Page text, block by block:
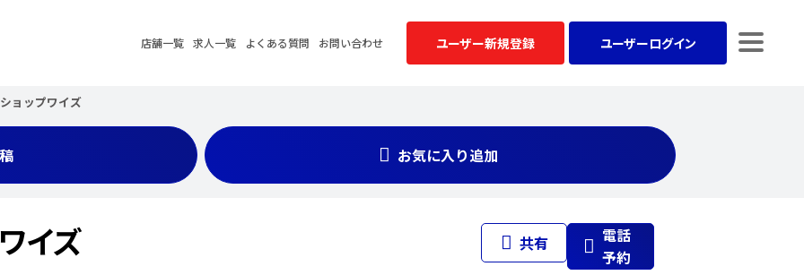
店舗一覧 求人一覧 よくある質問 お問い合わせ ユーザー新規登録 ユーザーログイン
ョップワイズ
お気に入り追加
イズ 共有
電話
予約